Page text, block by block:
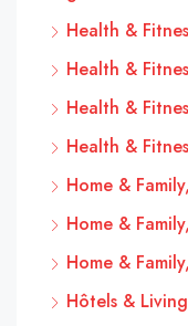
Health &
Health &
Health &
Health &
Home &
Home &
Home &
Hôtels & Living